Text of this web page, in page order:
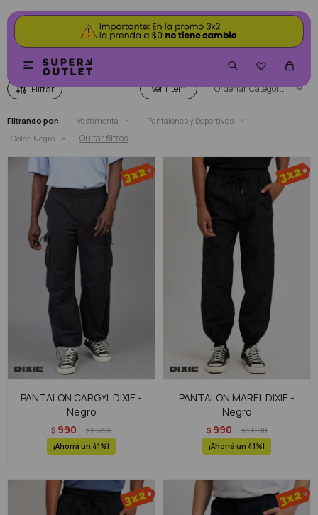

 PANTALONES Y DEPORTIVOS COLOR NEGRO
Ver Categoría
Filtrando por: Vestimenta
Pantalones y Deportivos
Color: Negro Quitar filtros
PANTALON CARGYL DIXIE -
Negro
$ 990 $1.690
41
PANTALON MAREL DIXIE -
Negro
$ 990 $1.690
41